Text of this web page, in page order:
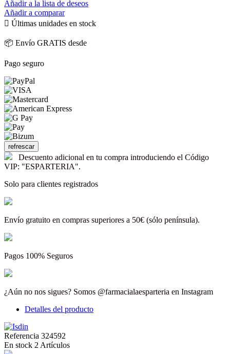
Añadir a la lista de deseos
Añadir a comparar
 Últimas unidades en stock
📦 Envío GRATIS desde
Pago seguro
Descuento adicional en tu compra introduciendo el Código
VIP: "ESPARTERIA".
Solo para clientes registrados
Envío gratuito en compras superiores a 50€ (sólo península).
Pagos 100% Seguros
¿Aún no nos sigues? Somos @farmacialaesparteria en Instagram
Detalles del producto
Referencia 324592
En stock 2 Artículos